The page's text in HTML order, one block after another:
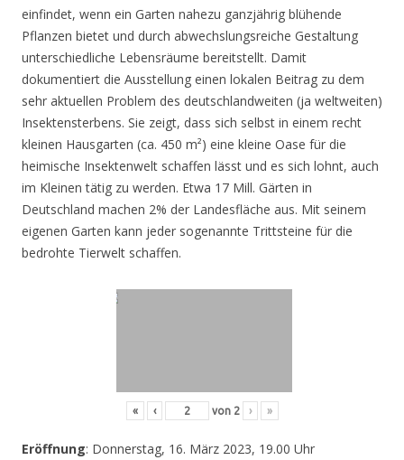
einfindet, wenn ein Garten nahezu ganzjährig blühende
Pflanzen bietet und durch abwechslungsreiche Gestaltung
unterschiedliche Lebensräume bereitstellt. Damit
dokumentiert die Ausstellung einen lokalen Beitrag zu dem
sehr aktuellen Problem des deutschlandweiten (ja weltweiten)
Insektensterbens. Sie zeigt, dass sich selbst in einem recht
kleinen Hausgarten (ca. 450 m²) eine kleine Oase für die
heimische Insektenwelt schaffen lässt und es sich lohnt, auch
im Kleinen tätig zu werden. Etwa 17 Mill. Gärten in
Deutschland machen 2% der Landesfläche aus. Mit seinem
eigenen Garten kann jeder sogenannte Trittsteine für die
bedrohte Tierwelt schaffen.
« ‹ von 2 › »
Eröffnung: Donnerstag, 16. März 2023, 19.00 Uhr